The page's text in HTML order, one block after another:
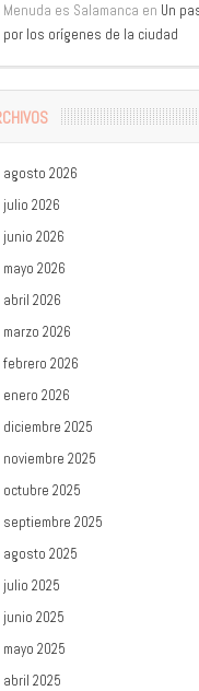
Menuda es Salamanca en Un
por los orígenes de la ciudad
agosto 2026
julio 2026
junio 2026
mayo 2026
abril 2026
marzo 2026
febrero 2026
enero 2026
diciembre 2025
noviembre 2025
octubre 2025
septiembre 2025
agosto 2025
julio 2025
junio 2025
mayo 2025
abril 2025